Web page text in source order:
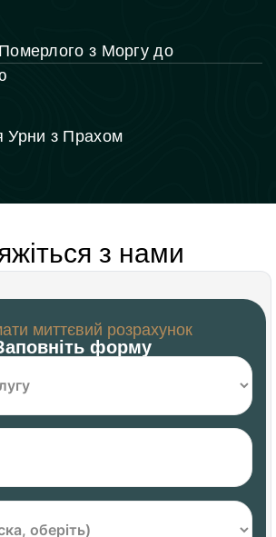
з Моргу до
Урни з Прахом
з нами
миттєвий розрахунок
форму